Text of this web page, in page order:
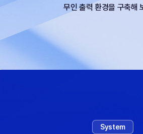
무인 출력 환경을 구축해
System